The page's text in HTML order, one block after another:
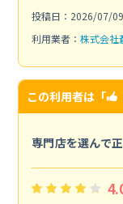
投稿日：2026/07/09
利用業者： 株式会社
この利用者は「
専門店を選んで